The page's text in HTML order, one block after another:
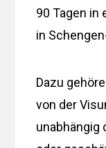
90 Tagen in
in
Dazu
von der
unabhängig